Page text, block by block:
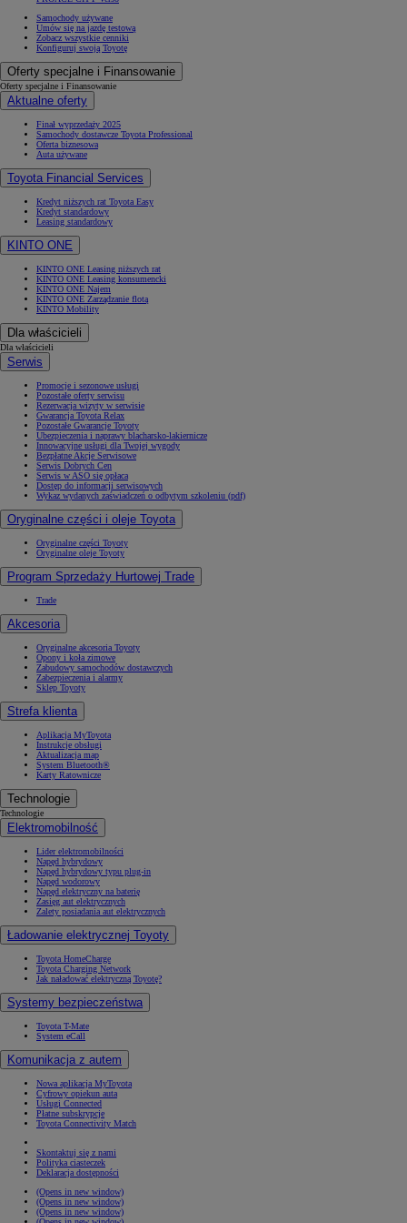
Samochody używane
Umów się na jazdę testową
Zobacz wszystkie cenniki
Konfiguruj swoją Toyotę
Oferty specjalne i Finansowanie
Oferty specjalne i Finansowanie
Aktualne oferty
Finał wyprzedaży 2025
Samochody dostawcze Toyota Professional
Oferta biznesowa
Auta używane
Toyota Financial Services
Kredyt niższych rat Toyota Easy
Kredyt standardowy
Leasing standardowy
KINTO ONE
KINTO ONE Leasing niższych rat
KINTO ONE Leasing konsumencki
KINTO ONE Najem
KINTO ONE Zarządzanie flotą
KINTO Mobility
Dla właścicieli
Dla właścicieli
Serwis
Promocje i sezonowe usługi
Pozostałe oferty serwisu
Rezerwacja wizyty w serwisie
Gwarancja Toyota Relax
Pozostałe Gwarancje Toyoty
Ubezpieczenia i naprawy blacharsko-lakiernicze
Innowacyjne usługi dla Twojej wygody
Bezpłatne Akcje Serwisowe
Serwis Dobrych Cen
Serwis w ASO się opłaca
Dostęp do informacji serwisowych
Wykaz wydanych zaświadczeń o odbytym szkoleniu (pdf)
Oryginalne części i oleje Toyota
Oryginalne części Toyoty
Oryginalne oleje Toyoty
Program Sprzedaży Hurtowej Trade
Trade
Akcesoria
Oryginalne akcesoria Toyoty
Opony i koła zimowe
Zabudowy samochodów dostawczych
Zabezpieczenia i alarmy
Sklep Toyoty
Strefa klienta
Aplikacja MyToyota
Instrukcje obsługi
Aktualizacja map
System Bluetooth®
Karty Ratownicze
Technologie
Technologie
Elektromobilność
Lider elektromobilności
Napęd hybrydowy
Napęd hybrydowy typu plug-in
Napęd wodorowy
Napęd elektryczny na baterię
Zasięg aut elektrycznych
Zalety posiadania aut elektrycznych
Ładowanie elektrycznej Toyoty
Toyota HomeCharge
Toyota Charging Network
Jak naładować elektryczną Toyotę?
Systemy bezpieczeństwa
Toyota T-Mate
System eCall
Komunikacja z autem
Nowa aplikacja MyToyota
Cyfrowy opiekun auta
Usługi Connected
Płatne subskrypcje
Toyota Connectivity Match
Skontaktuj się z nami
Polityka ciasteczek
Deklaracja dostępności
(Opens in new window)
(Opens in new window)
(Opens in new window)